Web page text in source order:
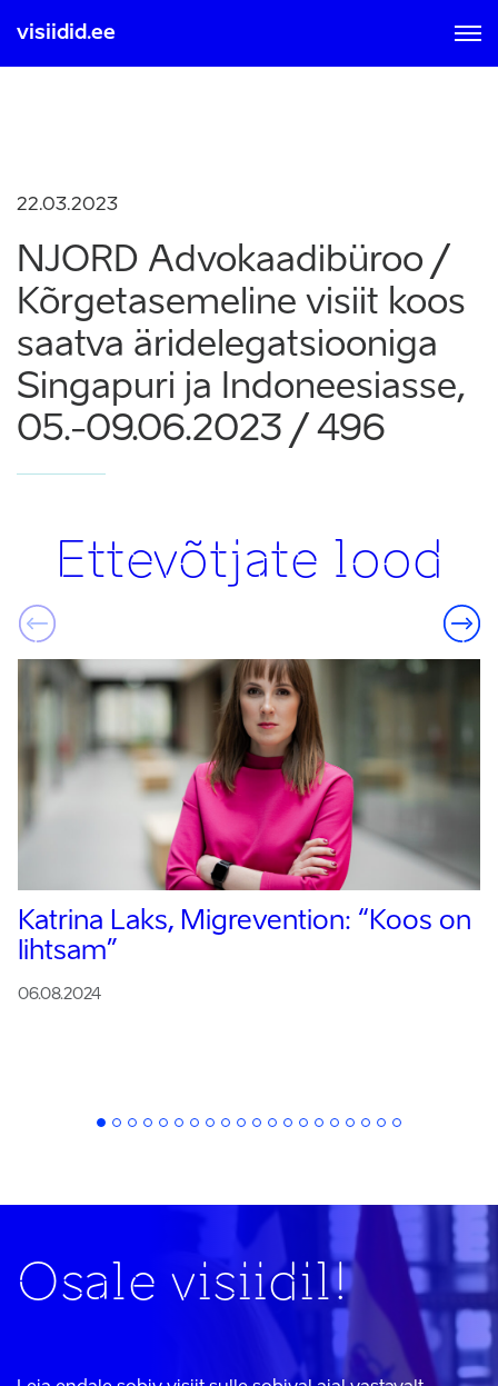
visiidid.ee
tingimustega, mis on loetavad
22.03.2023
NJORD Advokaadibüroo /
Kõrgetasemeline visiit koos
saatva äridelegatsiooniga
Singapuri ja Indoneesiasse,
05.-09.06.2023 / 496
Ettevõtjate lood
Katrina Laks, Migrevention: “Koos on
lihtsam”
06.08.2024
Osale visiidil!